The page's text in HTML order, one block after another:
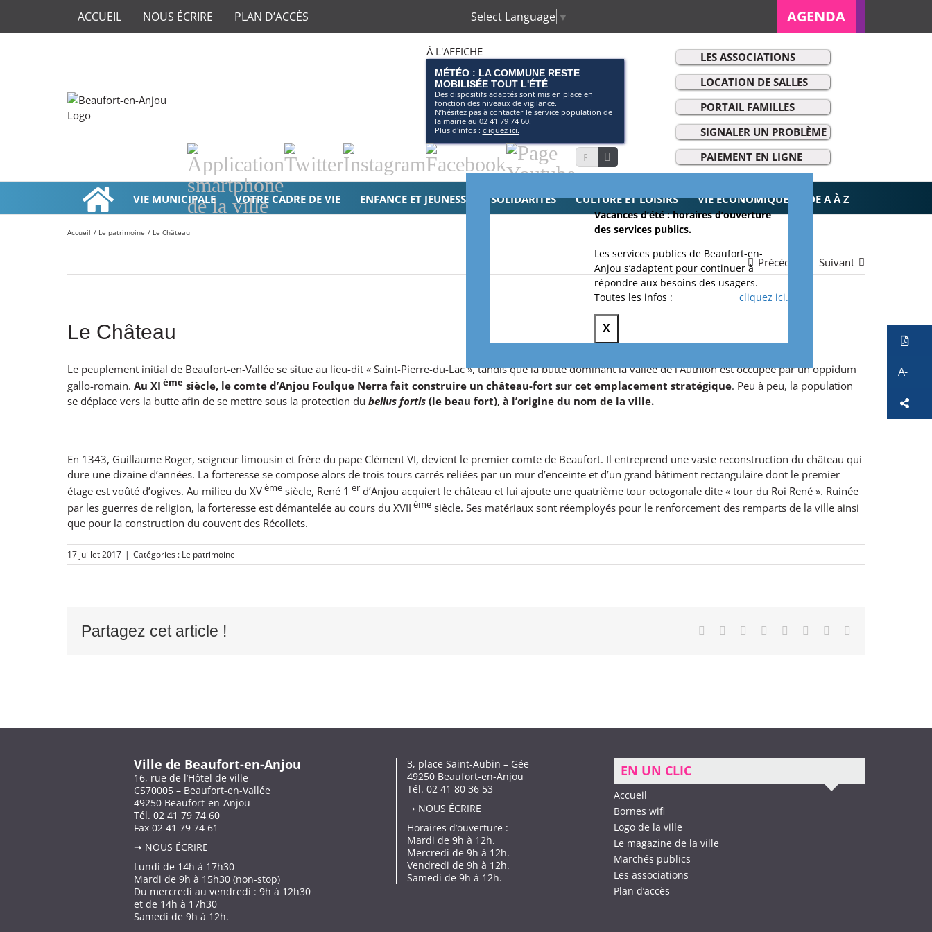
ACCUEIL NOUS ÉCRIRE PLAN D’ACCÈS Select Language ▼ AGENDA
À L'AFFICHE
MÉTÉO : LA COMMUNE RESTE
MOBILISÉE TOUT L'ÉTÉ
Des dispositifs adaptés sont mis en place en
fonction des niveaux de vigilance.
N’hésitez pas à contacter le service population de
la mairie au 02 41 79 74 60.
Plus d'infos : cliquez ici.
Application
smartphone
de
la
ville
Twitter Instagram FacebookPage
Youtube
Rechercher:
LES ASSOCIATIONS
LOCATION DE SALLES
PORTAIL FAMILLES
SIGNALER UN PROBLÈME
PAIEMENT EN LIGNE
VIE MUNICIPALE VOTRE CADRE DE VIE ENFANCE ET JEUNESSE SOLIDARITÉS CULTURE ET LOISIRS VIE ÉCONOMIQUE DE A À Z
Accueil Le patrimoine Le Château
Précédent Suivant
Le Château
Le peuplement initial de Beaufort-en-Vallée se situe au lieu-dit « Saint-Pierre-du-Lac », tandis que la butte dominant la vallée de l’Authion est occupée par un oppidum
gallo-romain. Au XI ème siècle, le comte d’Anjou Foulque Nerra fait construire un château-fort sur cet emplacement stratégique. Peu à peu, la population
se déplace vers la butte afin de se mettre sous la protection du bellus fortis (le beau fort), à l’origine du nom de la ville.
En 1343, Guillaume Roger, seigneur limousin et frère du pape Clément VI, devient le premier comte de Beaufort. Il entreprend une vaste reconstruction du château qui
dure une dizaine d’années. La forteresse se compose alors de trois tours carrés reliées par un mur d’enceinte et d’un grand bâtiment rectangulaire dont le premier
étage est voûté d’ogives. Au milieu du XVème siècle, René 1 er d’Anjou acquiert le château et lui ajoute une quatrième tour octogonale dite « tour du Roi René ». Ruinée
par les guerres de religion, la forteresse est démantelée au cours du XVII ème siècle. Ses matériaux sont réemployés pour le renforcement des remparts de la ville ainsi
que pour la construction du couvent des Récollets.
17 juillet 2017 | Catégories : Le patrimoine
Partagez cet article ! Facebook Reddit LinkedIn
TumblrPinterest
Ville de Beaufort-en-Anjou
16, rue de l’Hôtel de ville
CS70005 – Beaufort-en-Vallée
49250 Beaufort-en-Anjou
Tél. 02 41 79 74 60
Fax 02 41 79 74 61
➝ NOUS ÉCRIRE
Lundi de 14h à 17h30
Mardi de 9h à 15h30 (non-stop)
Du mercredi au vendredi : 9h à 12h30
et de 14h à 17h30
Samedi de 9h à 12h.
3, place Saint-Aubin – Gée
49250 Beaufort-en-Anjou
Tél. 02 41 80 36 53
➝ NOUS ÉCRIRE
Horaires d’ouverture :
Mardi de 9h à 12h.
Mercredi de 9h à 12h.
Vendredi de 9h à 12h.
Samedi de 9h à 12h.
EN UN CLIC
Accueil
Bornes wifi
Logo de la ville
Le magazine de la ville
Marchés publics
Les associations
Plan d’accès
Vacances d’été : horaires d’ouverture
des services publics.
Les services publics de Beaufort-en-
Anjou s’adaptent pour continuer à
répondre aux besoins des usagers.
Toutes les infos :
cliquez ici.
X